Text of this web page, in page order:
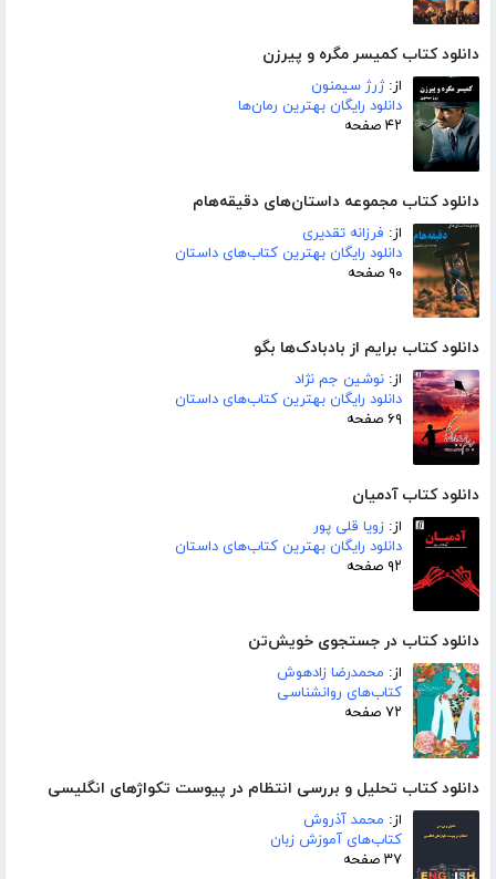
دانلود کتاب کمیسر مگره و پیرزن
از:ژرژ سیمنون
دانلود رایگان بهترین رمان‌ها
۴۲ صفحه
دانلود کتاب مجموعه داستان‌های دقیقه‌هام
از: فرزانه تقدیری
دانلود رایگان بهترین کتاب‌های داستان
۹۰ صفحه
دانلود کتاب برایم از بادبادک‌ها بگو
از: نوشین جم نژاد
دانلود رایگان بهترین کتاب‌های داستان
۶۹ صفحه
دانلود کتاب آدمیان
از: زویا قلی پور
دانلود رایگان بهترین کتاب‌های داستان
۹۲ صفحه
دانلود کتاب در جستجوی خویش‌تن
از: محمدرضا زادهوش
کتاب‌های روانشناسی
۷۲ صفحه
دانلود کتاب تحلیل و بررسی انتظام در پیوست تکواژهای انگلیسی
از: محمد آذروش
کتاب‌های آموزش زبان
۳۷ صفحه